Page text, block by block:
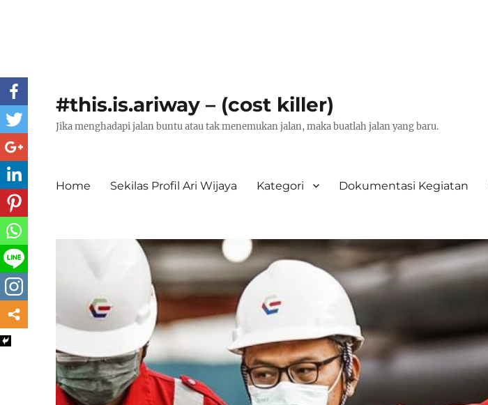
#this.is.ariway – (cost killer)
Jika menghadapi jalan buntu atau tak menemukan jalan, maka buatlah jalan yang baru.
Home Sekilas Profil Ari Wijaya Kategori Dokumentasi Kegiatan